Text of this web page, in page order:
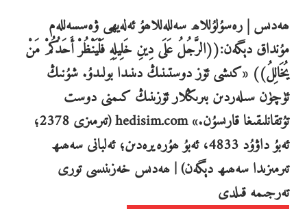
ھەدىس | رەسۇلۇللاھ سەللەللاھۇ ئەلەيھى ۋەسسەللەم
مۇنداق دېگەن:((الرَّجُلُ عَلَى دِينِ خَلِيلِهِ فَلْيَنْظُرْ أَحَدُكُمْ مَنْ
يُخَالِلُ)) «كىشى ئۆز دوستىنىڭ دىنىدا بولىدۇ. شۇنىڭ
ئۈچۈن سىلەردىن بىرىڭلار ئۆزىنىڭ كىمنى دوست
تۇتقانلىقىغا قارىسۇن.» hedisim.com (تىرمىزى 2378؛
ئەبۇ داۋۇد 4833، ئەبۇ ھۇرەيرەدىن؛ ئەلبانى سەھىھ
تىرمىزىدا سەھىھ دېگەن) | ھەدىس خەزىنىسى تورى
تەرجىمە قىلدى